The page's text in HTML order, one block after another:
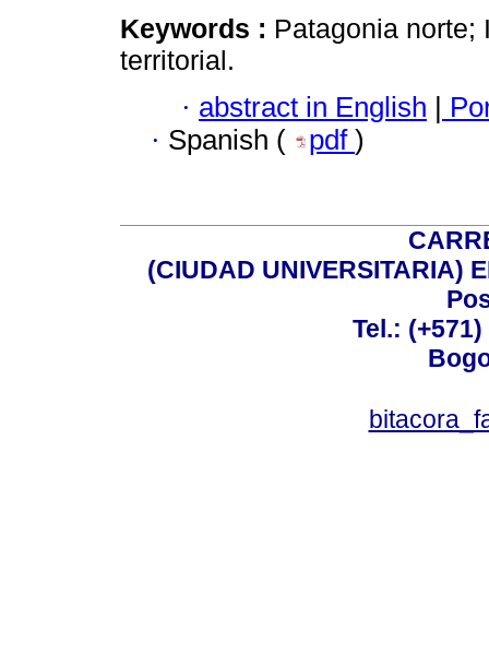
Keywords : Patagonia norte;
territorial.
· abstract in English |
· Spanish ( pdf )
(CIUDAD UNIVERSITARIA)
Tel.: